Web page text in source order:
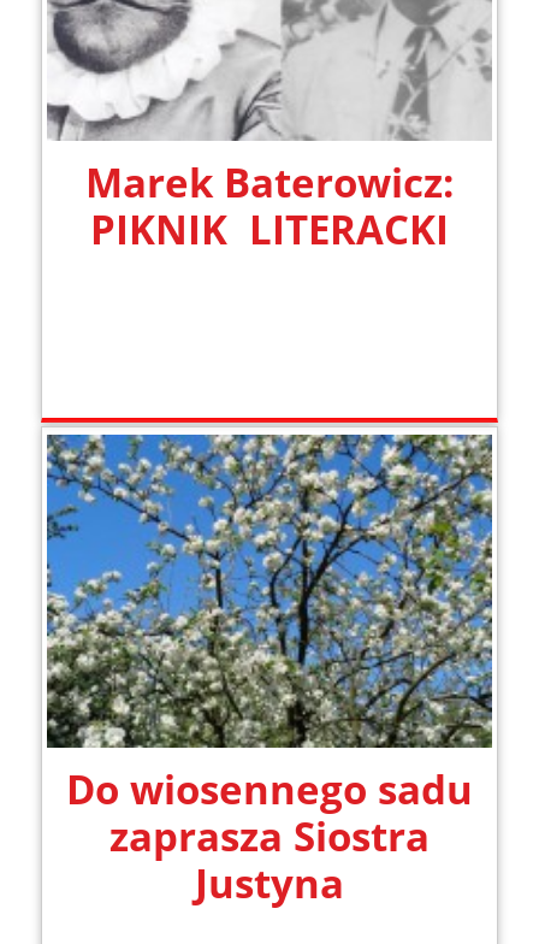
Marek Baterowicz:
PIKNIK LITERACKI
Do wiosennego sadu
zaprasza Siostra
Justyna